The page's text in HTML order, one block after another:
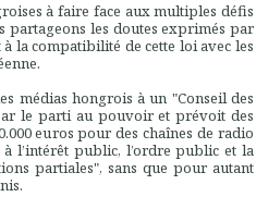
à faire face aux multiples défis
partageons les doutes exprimés par
la compatibilité de cette loi avec les
médias hongrois à un "Conseil des
le parti au pouvoir et prévoit des
euros pour des chaînes de radio
l’intérêt public, l’ordre public et la
partiales", sans que pour autant